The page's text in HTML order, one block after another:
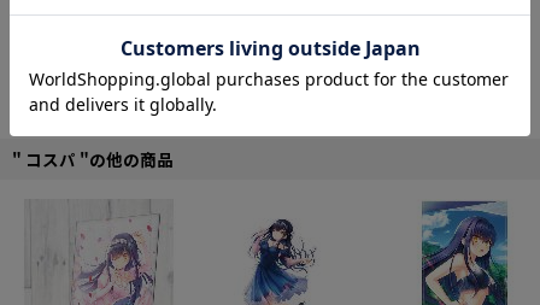
裏面にはIS学園の校章もデザイン。
IS候補生を目指すあなたにオススメ！
■サイズ：40cm×36cm×13cm
© 2011 Izuru Yumizuru, MEDIA FACTORY/Project IS
" コスパ "の他の商品